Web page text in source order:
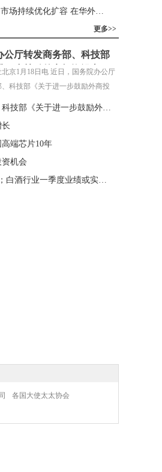
“外企看中国”系列报道一：市场持续优化扩容 在华外企看好中国经济发展前景
英特尔龙头地位动摇？更多>>
公厅转发商务部、科技部
一步鼓励外商投资设立研
若干措施》
1月18日电 近日，国务院办公厅
科技部《关于进一步鼓励外商投
国务院办公厅转发商务部、科技部《关于进一步鼓励外商投资设立研发中心的若干措施》
端芯片10年
机会
中概股市值已蒸发约2万亿；白酒行业一季度业绩或实现高增长
各国大使太太协会